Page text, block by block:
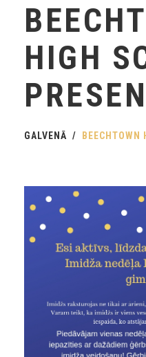
HIGH
GALVENĀ